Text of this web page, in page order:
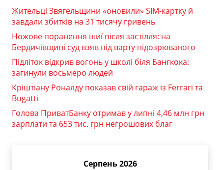
Жительці Звягельщини «оновили» SIM-картку й
завдали збитків на 31 тисячу гривень
Ножове поранення шиї після застілля: на
Бердичівщині суд взяв під варту підозрюваного
Підліток відкрив вогонь у школі біля Бангкока:
загинули восьмеро людей
Кріштіану Роналду показав свій гараж із Ferrari та
Bugatti
Голова ПриватБанку отримав у липні 4,46 млн грн
зарплати та 653 тис. грн негрошових благ
Серпень 2026